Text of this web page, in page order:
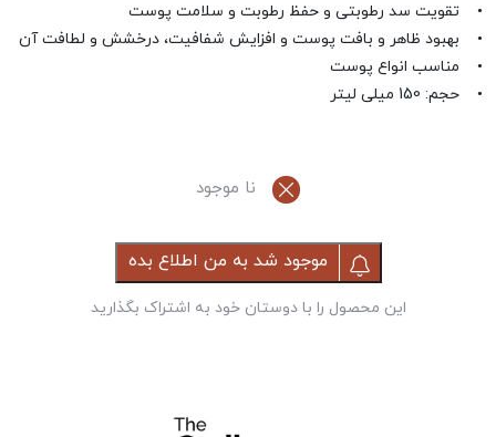
• تقویت سد رطوبتی و حفظ رطوبت و سلامت پوست
• بهبود ظاهر و بافت پوست و افزایش شفافیت، درخشش و لطافت آن
• مناسب انواع پوست
• حجم: 150 میلی لیتر
نا موجود
موجود شد به من اطلاع بده
این محصول را با دوستان خود به اشتراک بگذارید